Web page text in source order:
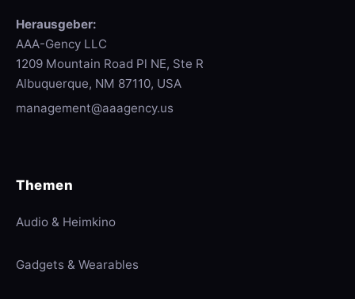
Herausgeber:
AAA-Gency LLC
1209 Mountain Road Pl NE, Ste R
Albuquerque, NM 87110, USA
management@aaagency.us
Themen
Audio & Heimkino
Gadgets & Wearables